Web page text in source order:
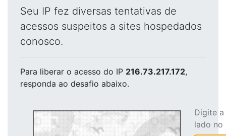
Seu IP fez diversas tentativas de
acessos suspeitos a sites hospedados
conosco.
Para liberar o acesso do IP 216.73.217.172,
responda ao desafio abaixo.
Digite
lado no